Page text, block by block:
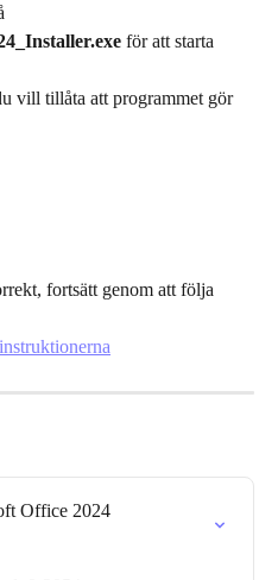
för att starta
vill tillåta att programmet gör
fortsätt genom att följa
Office 2024